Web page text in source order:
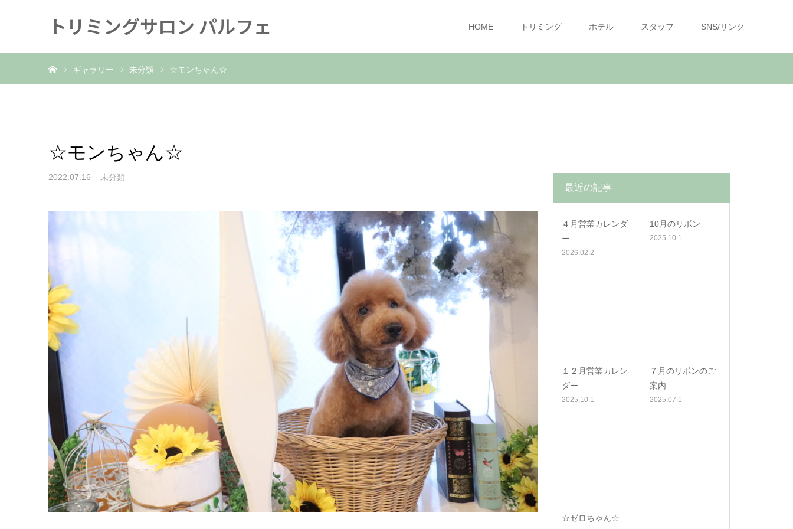
トリミングサロン パルフェ HOME トリミング ホテル スタッフ SNS/リンク
ギャラリー 未分類 ☆モンちゃん☆
☆モンちゃん☆
2022.07.16 未分類
最近の記事
４月営業カレンダ
ー
2026.02.2
10月のリボン
2025.10.1
１２月営業カレン
ダー
2025.10.1
７月のリボンのご
案内
2025.07.1
☆ゼロちゃん☆